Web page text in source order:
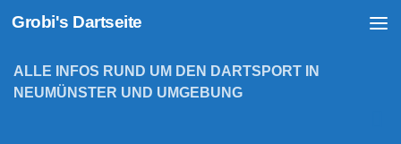
Zum Inhalt springen
Grobi's Dartseite
ALLE INFOS RUND UM DEN DARTSPORT IN
NEUMÜNSTER UND UMGEBUNG